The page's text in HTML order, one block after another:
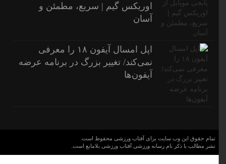
اوریکس گیم | سریع، مطمئن و
آسان
اپل امسال آیفون ۱۸ را معرفی
نمی‌کند/ تغییر بزرگ در برنامه عرضه
آیفون‌ها
تمام حقوق این وب سایت برای آفتاب ورزشی محفوظ است.
نشر مطالب با ذکر نام رسانه ورزشی آفتاب ورزشی بلامانع است.